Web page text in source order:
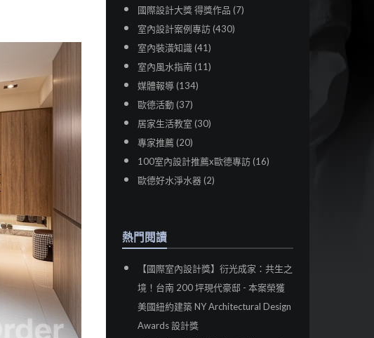
國際設計大獎 得獎作品 (7)
室內設計案例專訪 (430)
室內裝潢知識 (41)
室內風水指南 (11)
媒體報導 (134)
歐德活動 (37)
居家生活教室 (30)
專家推薦 (20)
100室內設計推薦x歐德專訪 (16)
歐德好水淨水器 (2)
熱門閱讀
【國際室內設計獎】衍光成家：共生之
境！台南 200 坪現代豪邸 - 本案榮獲
美國紐約建築 NY Architectural Design
Awards 設計獎